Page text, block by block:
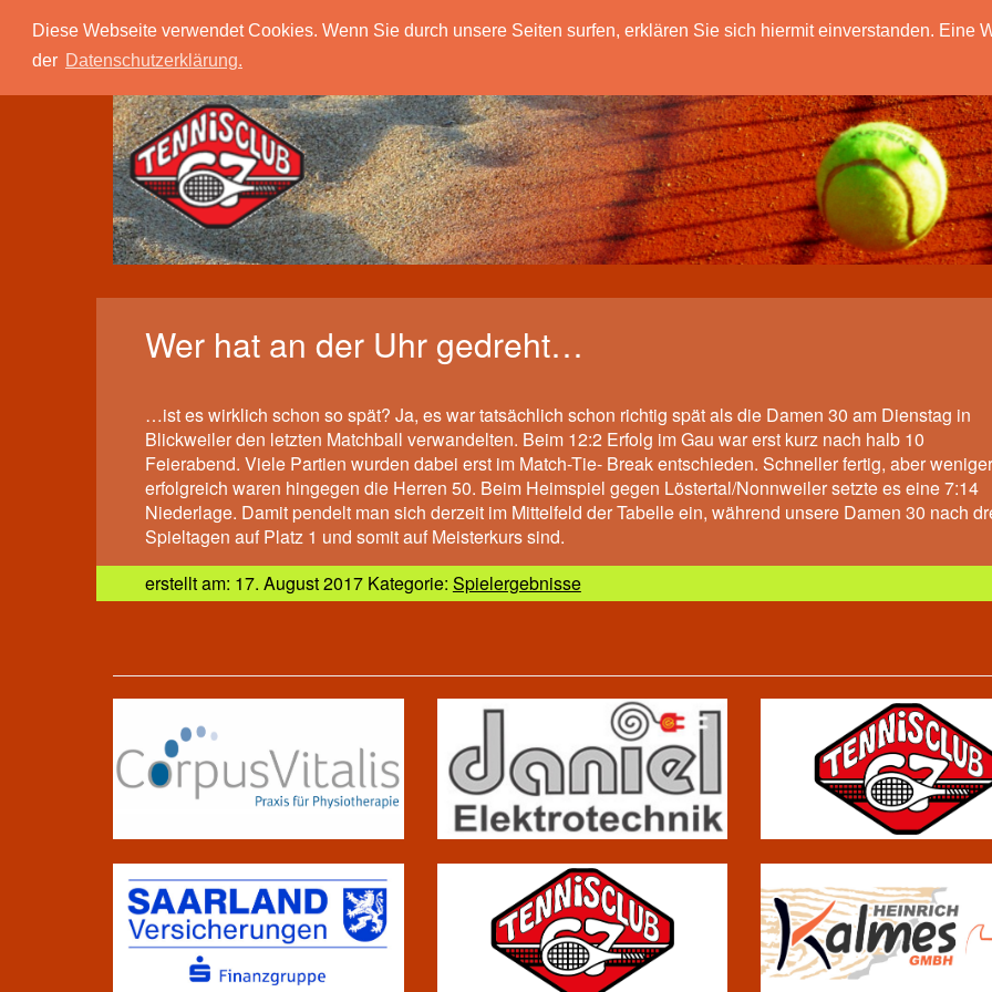
Diese Webseite verwendet Cookies. Wenn Sie durch unsere Seiten surfen, erklären Sie sich hiermit einverstanden. Eine
der Datenschutzerklärung.
Tc 67 Quierschied Verein Spielbetrieb
Wer hat an der Uhr gedreht…
…ist es wirklich schon so spät? Ja, es war tatsächlich schon richtig spät als die Damen 30 am Dienstag in
Blickweiler den letzten Matchball verwandelten. Beim 12:2 Erfolg im Gau war erst kurz nach halb 10
Feierabend. Viele Partien wurden dabei erst im Match-Tie- Break entschieden. Schneller fertig, aber weniger
erfolgreich waren hingegen die Herren 50. Beim Heimspiel gegen Löstertal/Nonnweiler setzte es eine 7:14
Niederlage. Damit pendelt man sich derzeit im Mittelfeld der Tabelle ein, während unsere Damen 30 nach
Spieltagen auf Platz 1 und somit auf Meisterkurs sind.
erstellt am: 17. August 2017 Kategorie: Spielergebnisse